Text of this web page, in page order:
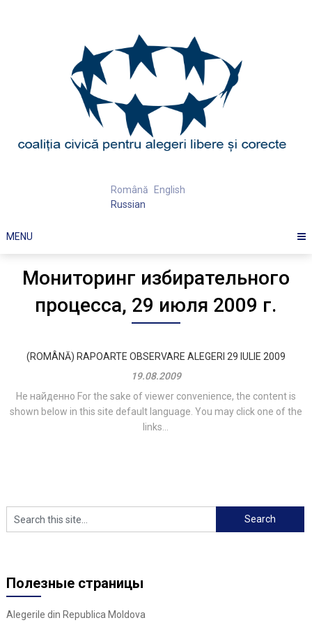
Română
English
Russian
MENU
Мониторинг избирательного
процесса, 29 июля 2009 г.
(ROMÂNĂ) RAPOARTE OBSERVARE ALEGERI 29 IULIE 2009
19.08.2009
Не найденно For the sake of viewer convenience, the content is
shown below in this site default language. You may click one of the
links...
Полезные страницы
Alegerile din Republica Moldova